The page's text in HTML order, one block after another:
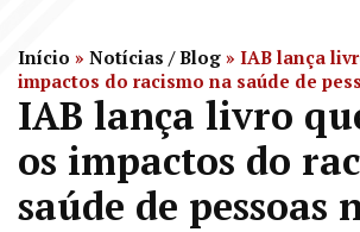
Início » Notícias / Blog » IAB lança
impactos do racismo na saúde de
IAB lança livro
os impactos do
saúde de pessoas